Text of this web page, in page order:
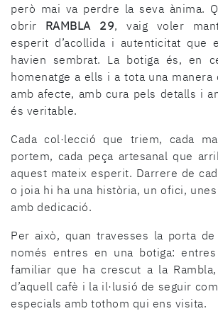
però mai va perdre la seva ànima.
obrir RAMBLA 29, vaig voler
esperit d’acollida i autenticitat que
havien sembrat. La botiga és, en
homenatge a ells i a tota una manera
amb afecte, amb cura pels detalls i
és veritable.
Cada col·lecció que triem, cada
portem, cada peça artesanal que
aquest mateix esperit. Darrere de
o joia hi ha una història, un ofici,
amb dedicació.
Per això, quan travesses la porta de
només entres en una botiga:
familiar que ha crescut a la
d’aquell cafè i la il·lusió de seguir
especials amb tothom qui ens visita.